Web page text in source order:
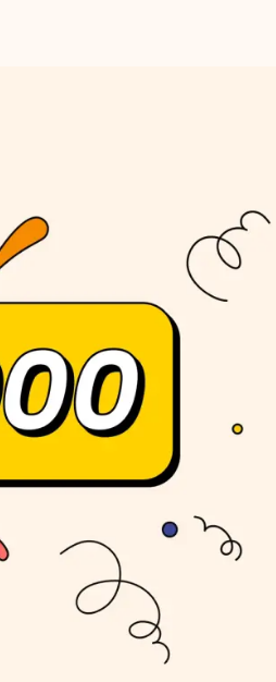
Histórico
Blog
Contacte-
Ajuda